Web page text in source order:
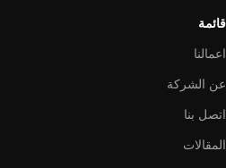
قائمة
اعمالنا
عن الشركة
اتصل بنا
المقالات